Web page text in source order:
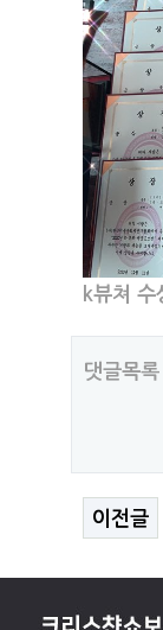
k뷰쳐
댓글목록
이전글